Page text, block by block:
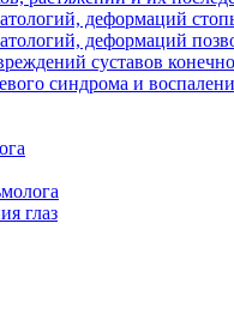
деформаций
деформаций
суставов
синдрома и
глаз